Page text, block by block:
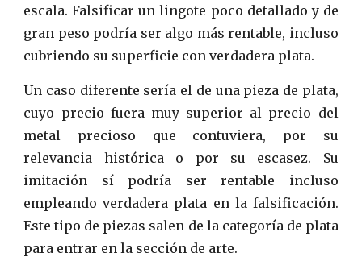
escala. Falsificar un lingote poco detallado y de
gran peso podría ser algo más rentable, incluso
cubriendo su superficie con verdadera plata.
Un caso diferente sería el de una pieza de plata,
cuyo precio fuera muy superior al precio del
metal precioso que contuviera, por su
relevancia histórica o por su escasez. Su
imitación sí podría ser rentable incluso
empleando verdadera plata en la falsificación.
Este tipo de piezas salen de la categoría de plata
para entrar en la sección de arte.